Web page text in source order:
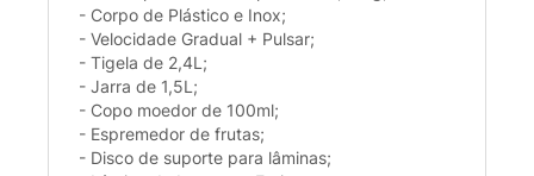
- Corpo de Plástico e Inox;
- Velocidade Gradual + Pulsar;
- Tigela de 2,4L;
- Jarra de 1,5L;
- Copo moedor de 100ml;
- Espremedor de frutas;
- Disco de suporte para lâminas;